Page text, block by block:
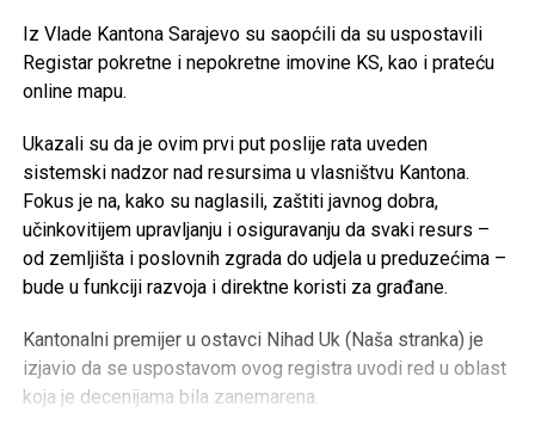
Iz Vlade Kantona Sarajevo su saopćili da su uspostavili
Registar pokretne i nepokretne imovine KS, kao i prateću
online mapu.
Ukazali su da je ovim prvi put poslije rata uveden
sistemski nadzor nad resursima u vlasništvu Kantona.
Fokus je na, kako su naglasili, zaštiti javnog dobra,
učinkovitijem upravljanju i osiguravanju da svaki resurs –
od zemljišta i poslovnih zgrada do udjela u preduzećima –
bude u funkciji razvoja i direktne koristi za građane.
Kantonalni premijer u ostavci Nihad Uk (Naša stranka) je
izjavio da se uspostavom ovog registra uvodi red u oblast
koja je decenijama bila zanemarena.